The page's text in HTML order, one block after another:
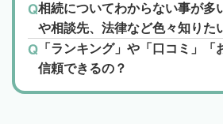
相続についてわからない事が多
や相談先、法律など色々知りた
「ランキング」や「口コミ」「
信頼できるの？